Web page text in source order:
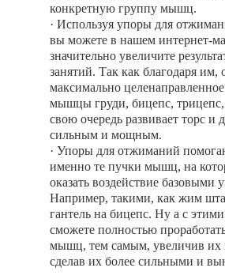
конкретную группу мышц.
· Используя упоры для
вы можете в нашем интернет-
значительно увеличите
занятий. Так как благодаря им,
максимально
мышцы груди, бицепс, трицепс,
свою очередь развивает торс и
сильным и мощным.
· Упоры для отжиманий
именно те пучки мышц, на
оказать воздействие базовыми
Например, такими, как жим
гантель на бицепс. Ну а с
сможете полностью
мышц, тем самым, увеличив их
сделав их более сильными и